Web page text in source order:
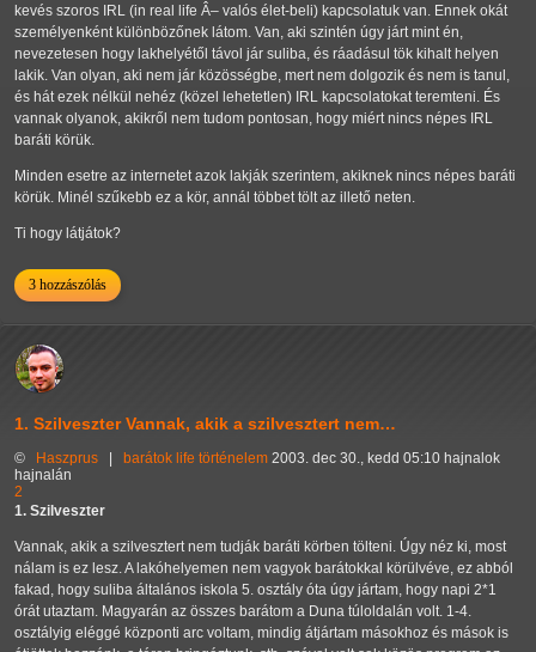
kevés szoros IRL (in real life Â– valós élet-beli) kapcsolatuk van. Ennek okát
személyenként különbözőnek látom. Van, aki szintén úgy járt mint én,
nevezetesen hogy lakhelyétől távol jár suliba, és ráadásul tök kihalt helyen
lakik. Van olyan, aki nem jár közösségbe, mert nem dolgozik és nem is tanul,
és hát ezek nélkül nehéz (közel lehetetlen) IRL kapcsolatokat teremteni. És
vannak olyanok, akikről nem tudom pontosan, hogy miért nincs népes IRL
baráti körük.
Minden esetre az internetet azok lakják szerintem, akiknek nincs népes baráti
körük. Minél szűkebb ez a kör, annál többet tölt az illető neten.
Ti hogy látjátok?
3 hozzászólás
1. Szilveszter Vannak, akik a szilvesztert nem…
© Haszprus | barátok life történelem 2003. dec 30., kedd 05:10 hajnalok
hajnalán
2
1. Szilveszter
Vannak, akik a szilvesztert nem tudják baráti körben tölteni. Úgy néz ki, most
nálam is ez lesz. A lakóhelyemen nem vagyok barátokkal körülvéve, ez abból
fakad, hogy suliba általános iskola 5. osztály óta úgy jártam, hogy napi 2*1
órát utaztam. Magyarán az összes barátom a Duna túloldalán volt. 1-4.
osztályig eléggé központi arc voltam, mindig átjártam másokhoz és mások is